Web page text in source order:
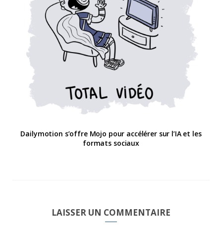
Dailymotion s’offre Mojo pour accélérer sur l’IA et les
formats sociaux
LAISSER UN COMMENTAIRE